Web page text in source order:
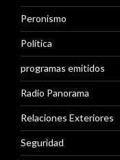
Peronismo
Política
programas emitidos
Radio Panorama
Relaciones Exteriores
Seguridad